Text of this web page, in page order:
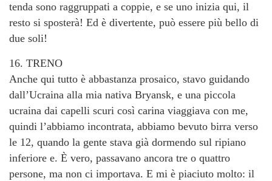
tenda sono raggruppati a coppie, e se uno inizia qui, il
resto si sposterà! Ed è divertente, può essere più bello di
due soli!
16. TRENO
Anche qui tutto è abbastanza prosaico, stavo guidando
dall’Ucraina alla mia nativa Bryansk, e una piccola
ucraina dai capelli scuri così carina viaggiava con me,
quindi l’abbiamo incontrata, abbiamo bevuto birra verso
le 12, quando la gente stava già dormendo sul ripiano
inferiore e. È vero, passavano ancora tre o quattro
persone, ma non ci importava. E mi è piaciuto molto: il